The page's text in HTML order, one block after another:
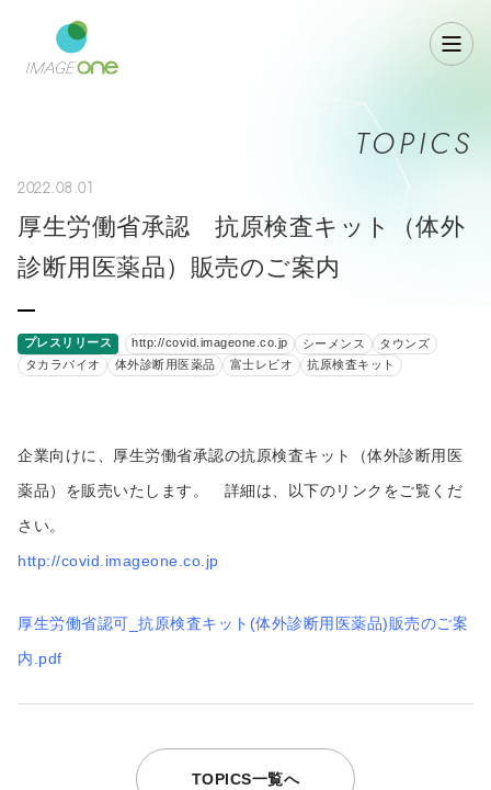
TOPICS
2022.08.01
厚生労働省承認 抗原検査キット（体外
診断用医薬品）販売のご案内
プレスリリース http://covid.imageone.co.jp シーメンス
タウンズ
タカラバイオ
体外診断用医薬品 富士レビオ 抗原検査キット
企業向けに、厚生労働省承認の抗原検査キット（体外診断用医
薬品）を販売いたします。 詳細は、以下のリンクをご覧くだ
さい。
http://covid.imageone.co.jp
厚生労働省認可_抗原検査キット(体外診断用医薬品)販売のご案
内.pdf
TOPICS一覧へ